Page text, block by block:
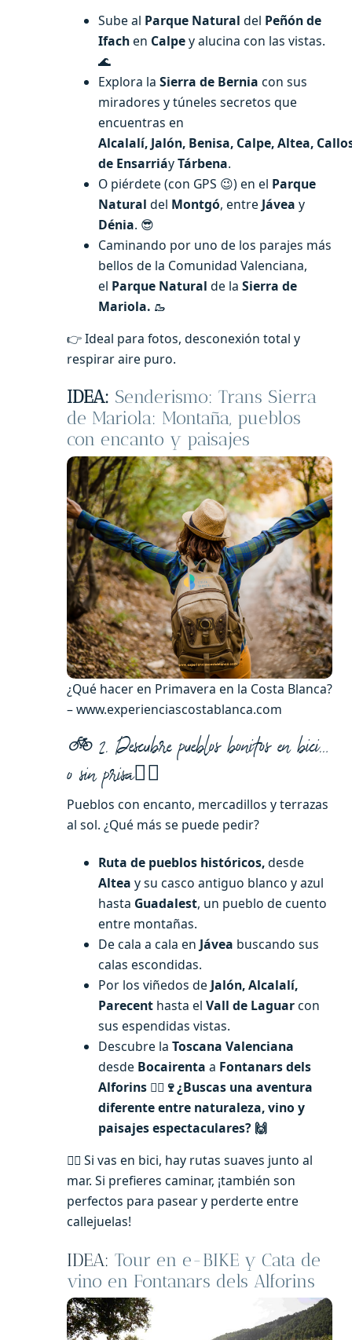
Sube al Parque Natural del Peñón de
Ifachen Calpey alucina con las vistas.
🌊
Explora la Sierra de Bernia con sus
miradores y túneles secretos que
encuentras en
Alcalalí, Jalón, Benisa, Calpe, Altea,
de EnsarriáyTárbena.
O piérdete (con GPS 😉) en el Parque
Natural del Montgó, entre Jávea y
Dénia. 😎
Caminando por uno de los parajes más
bellos de la Comunidad Valenciana,
el Parque Natural de la Sierra de
Mariola. 🥾
👉 Ideal para fotos, desconexión total y
respirar aire puro.
IDEA: Senderismo: Trans Sierra
de Mariola: Montaña, pueblos
con encanto y paisajes
¿Qué hacer en Primavera en la Costa Blanca?
– www.experienciascostablanca.com
🚲 2. Descubre pueblos bonitos en bici…
o sin prisa🚴‍♀️
Pueblos con encanto, mercadillos y terrazas
al sol. ¿Qué más se puede pedir?
Ruta de pueblos históricos,desde
Altea y su casco antiguo blanco y azul
hasta Guadalest, un pueblo de cuento
entre montañas.
De cala a cala en Jávea buscando sus
calas escondidas.
Por los viñedos de Jalón, Alcalalí,
Parecent hasta el Vall de Laguarcon
sus espendidas vistas.
Descubre la Toscana Valenciana
desde Bocairenta a Fontanars dels
Alforins 🚴‍♂️🍷¿Buscas una aventura
diferente entre naturaleza, vino y
paisajes espectaculares? 🙌
🚴‍♀️ Si vas en bici, hay rutas suaves junto al
mar. Si prefieres caminar, ¡también son
perfectos para pasear y perderte entre
callejuelas!
IDEA: Tour en e-BIKE y Cata de
vino en Fontanars dels Alforins